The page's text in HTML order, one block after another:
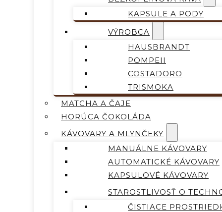
KAPSULE A PODY
VÝROBCA
HAUSBRANDT
POMPEII
COSTADORO
TRISMOKA
MATCHA A ČAJE
HORÚCA ČOKOLÁDA
KÁVOVARY A MLYNČEKY
MANUÁLNE KÁVOVARY
AUTOMATICKÉ KÁVOVARY
KAPSULOVÉ KÁVOVARY
STAROSTLIVOSŤ O
ČISTIACE